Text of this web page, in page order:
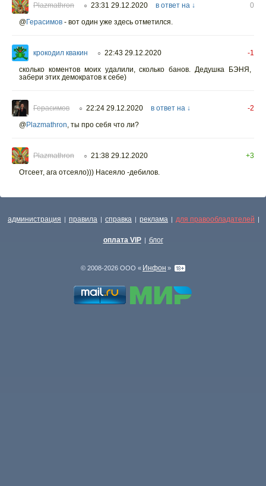
Plazmathron ○ 23:31 29.12.2020 в ответ на ↓
0
@Герасимов - вот один уже здесь отметился.
крокодил квакин ○ 22:43 29.12.2020
-1
сколько коментов моих удалили, сколько банов. Дедушка БЭНЯ,
забери этих демократов к себе)
Герасимов ○ 22:24 29.12.2020 в ответ на ↓
-2
@Plazmathron, ты про себя что ли?
Plazmathron ○ 21:38 29.12.2020
+3
Отсеет, ага отсеяло))) Насеяло -дебилов.
администрация | правила | справка | реклама | для правообладателей |
оплата VIP | блог
© 2008-2026 ООО « Инфон »